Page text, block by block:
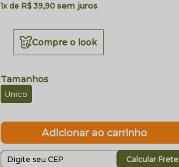
1x R$ 39,90sem juros
Compre o look
Unico
Calcular Frete